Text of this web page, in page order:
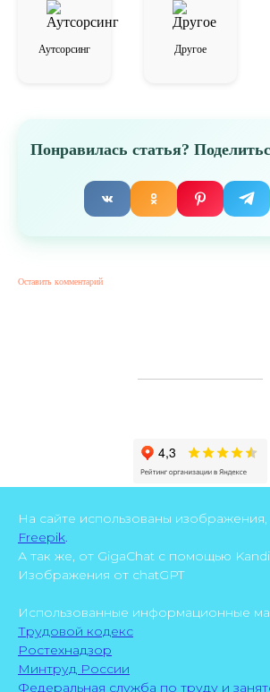
Аутсорсинг Другое
Понравилась статья?
Оставить комментарий
На сайте использованы
Freepik.
А так же, от GigaChat с помощью
Изображения от chatGPT
Использованные информационные
Трудовой кодекс
Ростехнадзор
Минтруд России
Федеральная служба по труду и